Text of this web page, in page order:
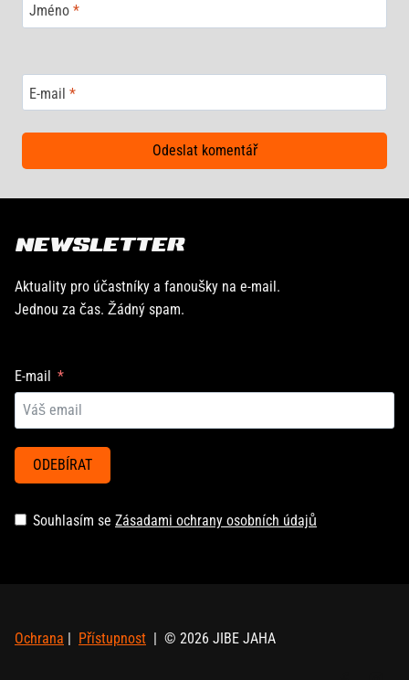
Jméno *
E-mail *
NEWSLETTER
Aktuality pro účastníky a fanoušky na e-mail.
Jednou za čas. Žádný spam.
E-mail
ODEBÍRAT
Souhlasím se Zásadami ochrany osobních údajů
Ochrana | Přístupnost | © 2026 JIBE JAHA